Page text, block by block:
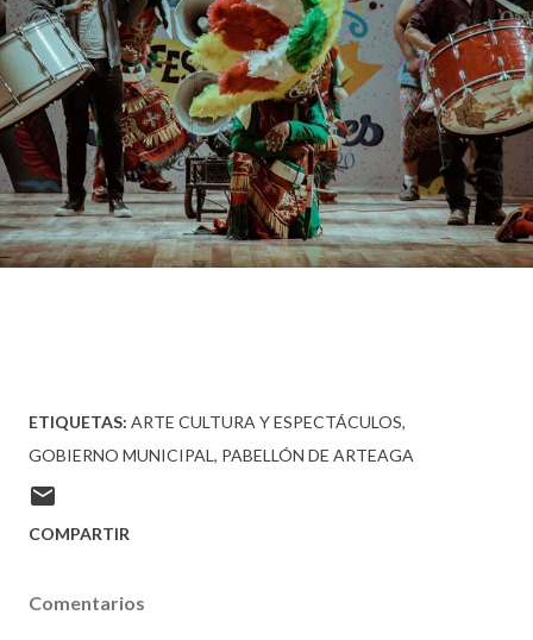
ETIQUETAS: ARTE CULTURA Y ESPECTÁCULOS
GOBIERNO MUNICIPAL
PABELLÓN DE ARTEAGA
COMPARTIR
Comentarios